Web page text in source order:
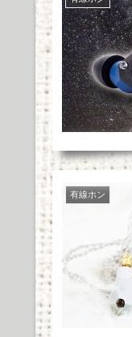
有線ホン